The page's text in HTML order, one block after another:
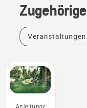
Veranstaltungen
Anleitungen